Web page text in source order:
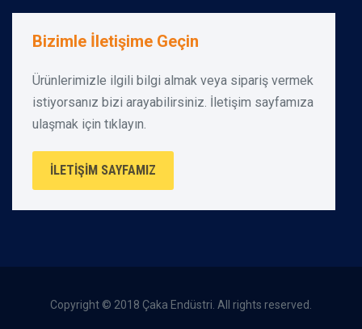
Bizimle İletişime Geçin
Ürünlerimizle ilgili bilgi almak veya sipariş vermek
istiyorsanız bizi arayabilirsiniz. İletişim sayfamıza
ulaşmak için tıklayın.
İLETIŞIM SAYFAMIZ
Copyright © 2018 Çaka Endüstri. All rights reserved.